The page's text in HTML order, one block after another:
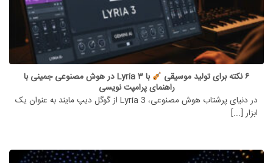
۶ نکته برای تولید موسیقی با Lyria ۳ در هوش مصنوعی جمینی با
راهنمای پرامپت نویسی
در دنیای پرشتاب هوش مصنوعی، Lyria 3 از گوگل دیپ مایند به عنوان یک
ابزار [...]